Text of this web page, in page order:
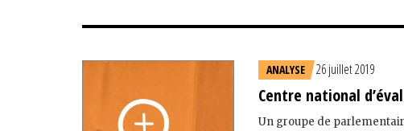
ANALYSE 26 juillet 2019
Centre national
Un groupe de